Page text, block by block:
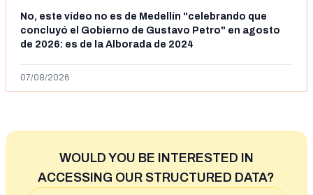
No, este vídeo no es de Medellín "celebrando que
concluyó el Gobierno de Gustavo Petro" en agosto
de 2026: es de la Alborada de 2024
07/08/2026
WOULD YOU BE INTERESTED IN
ACCESSING OUR STRUCTURED DATA?